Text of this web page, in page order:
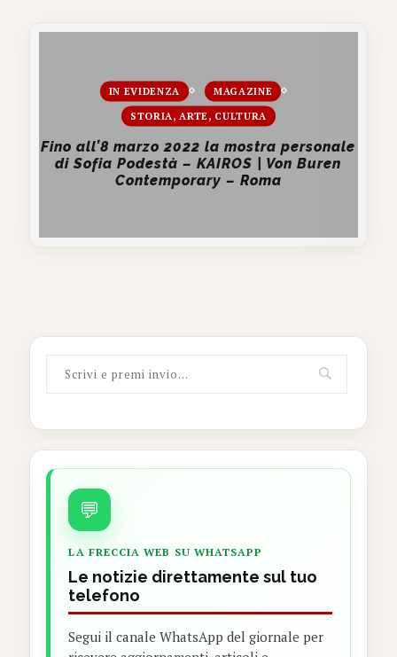
IN EVIDENZA
MAGAZINE
STORIA, ARTE, CULTURA
Fino all’8 marzo 2022 la mostra personale
di Sofia Podestà – KAIROS | Von Buren
Contemporary – Roma
💬
LA FRECCIA WEB SU WHATSAPP
Le notizie direttamente sul tuo
telefono
Segui il canale WhatsApp del giornale per